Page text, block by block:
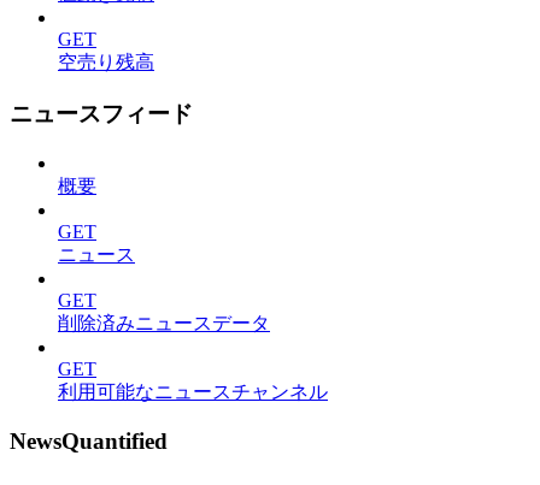
GET
空売り残高
ニュースフィード
概要
GET
ニュース
GET
削除済みニュースデータ
GET
利用可能なニュースチャンネル
NewsQuantified